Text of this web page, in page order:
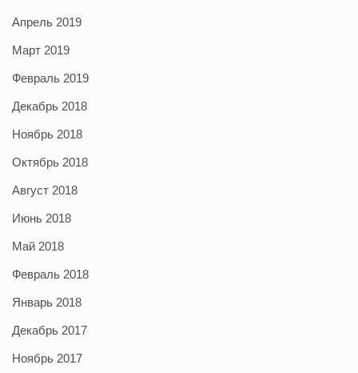
Апрель 2019
Март 2019
Февраль 2019
Декабрь 2018
Ноябрь 2018
Октябрь 2018
Август 2018
Июнь 2018
Май 2018
Февраль 2018
Январь 2018
Декабрь 2017
Ноябрь 2017